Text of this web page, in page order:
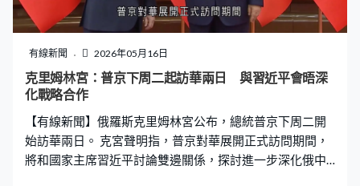
過身，回去時會想起他們。」 有居民質疑合安指宏志閣的
復修費需3,000萬元，亦不滿政府的收購方案。宏志閣居民
陳太太：「 報價單不可能一個總數出來給我們，應該要很
清楚列出這一項要多少，外牆、防漏要幾多 。」丘先生：
「 三千萬元維修費不合理，已經維修得七七八八，以前大
（政府收購價）低層及高層一樣
有線新聞 2026年05月16日
克里姆林宮：普京下周二起訪華兩日 與習近平會晤深
化戰略合作
【有線新聞】俄羅斯克里姆林宮公布，總統普京下周二開
始訪華兩日。 克宮聲明指，普京對華展開正式訪問期間，
將和國家主席習近平討論雙邊關係，探討進一步深化俄中